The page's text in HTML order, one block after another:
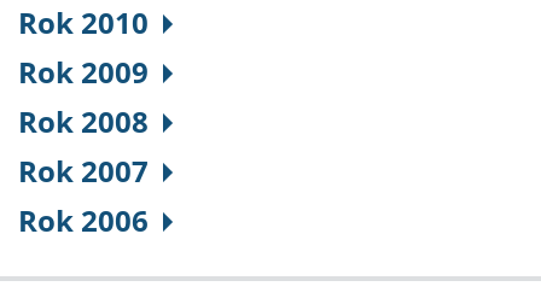
Rok 2010
Rok 2009
Rok 2008
Rok 2007
Rok 2006